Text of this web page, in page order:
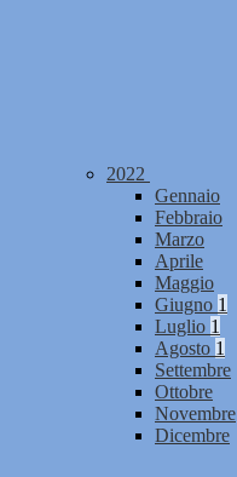
2022
Gennaio
Febbraio
Marzo
Aprile
Maggio
Giugno 1
Luglio 1
Agosto 1
Settembre
Ottobre
Novembre
Dicembre